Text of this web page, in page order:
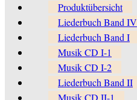
Produktübersicht
Liederbuch Band IV
Liederbuch Band I
Musik CD I-1
Musik CD I-2
Liederbuch Band II
Musik CD II-1